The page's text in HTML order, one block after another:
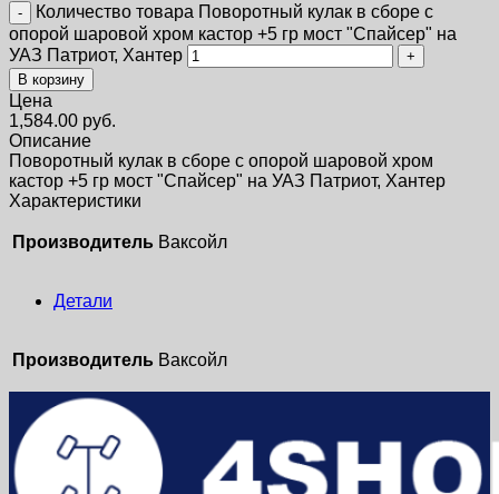
Количество товара Поворотный кулак в сборе с
опорой шаровой хром кастор +5 гр мост "Спайсер" на
УАЗ Патриот, Хантер
В корзину
Цена
1,584.00 руб.
Описание
Поворотный кулак в сборе с опорой шаровой хром
кастор +5 гр мост "Спайсер" на УАЗ Патриот, Хантер
Характеристики
Производитель Ваксойл
Детали
Производитель Ваксойл